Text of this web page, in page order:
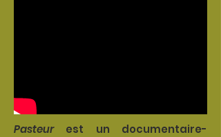
Pasteurest un documentaire-